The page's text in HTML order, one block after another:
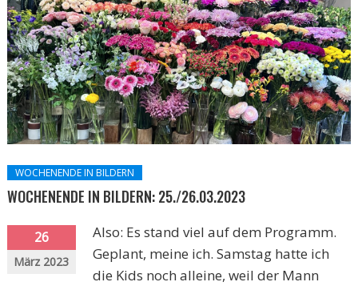
WOCHENENDE IN BILDERN
WOCHENENDE IN BILDERN: 25./26.03.2023
26
März 2023
Also: Es stand viel auf dem Programm.
Geplant, meine ich. Samstag hatte ich
die Kids noch alleine, weil der Mann